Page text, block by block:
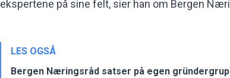
ekspertene på sine felt, sier han om Bergen
LES OGSÅ
Bergen Næringsråd satser på egen